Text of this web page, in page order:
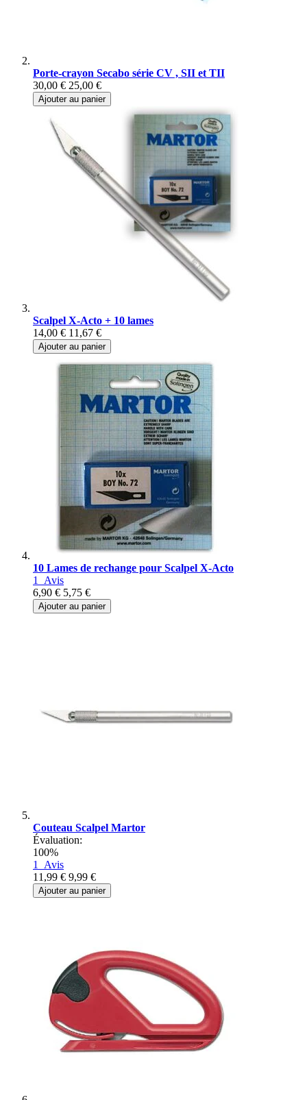
Porte-crayon Secabo série CV , SII et TII
30,00 € 25,00 €
Ajouter au panier
Scalpel X-Acto + 10 lames
14,00 € 11,67 €
Ajouter au panier
10 Lames de rechange pour Scalpel X-Acto
1 Avis
6,90 € 5,75 €
Ajouter au panier
Couteau Scalpel Martor
Évaluation:
100%
1 Avis
11,99 € 9,99 €
Ajouter au panier